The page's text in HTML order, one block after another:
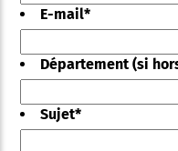
E-mail*
Département (si
Sujet*